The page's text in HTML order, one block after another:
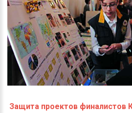
Защита проектов финалистов